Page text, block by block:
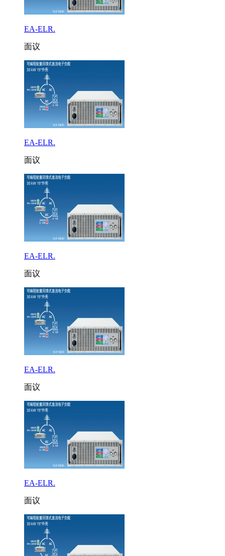
EA-ELR.
面议
EA-ELR.
面议
EA-ELR.
面议
EA-ELR.
面议
EA-ELR.
面议